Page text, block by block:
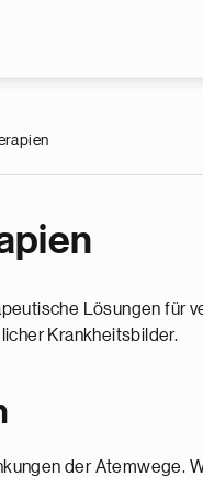
Lösungen für
Krankheitsbilder.
der Atemwege.